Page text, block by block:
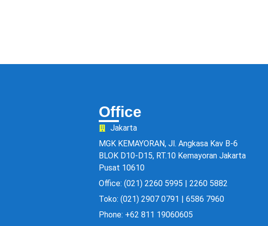
Office
Jakarta
MGK KEMAYORAN, Jl. Angkasa Kav B-6
BLOK D10-D15, RT.10 Kemayoran Jakarta
Pusat 10610
Office: (021) 2260 5995 | 2260 5882
Toko: (021) 2907 0791 | 6586 7960
Phone: +62 811 19060605